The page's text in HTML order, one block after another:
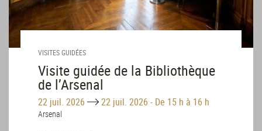
VISITES GUIDÉES
Visite guidée de la Bibliothèque
de l’Arsenal
22 juil. 2026 Until22 juil. 2026 - De 15 h à 16 h
Arsenal